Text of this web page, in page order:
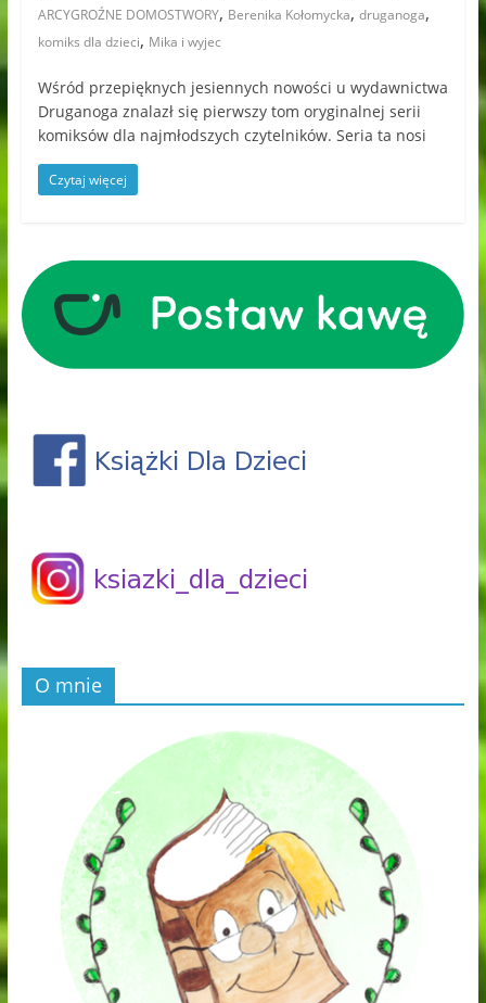
ARCYGROŹNE DOMOSTWORY, Berenika Kołomycka, druganoga,
komiks dla dzieci, Mika i wyjec
Wśród przepięknych jesiennych nowości u wydawnictwa
Druganoga znalazł się pierwszy tom oryginalnej serii
komiksów dla najmłodszych czytelników. Seria ta nosi
Czytaj więcej
O mnie